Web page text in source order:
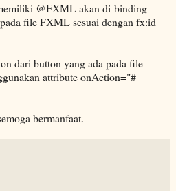
@FXML akan di-binding
file FXML sesuai dengan fx:id
dari button yang ada pada file
attribute onAction="#
bermanfaat.